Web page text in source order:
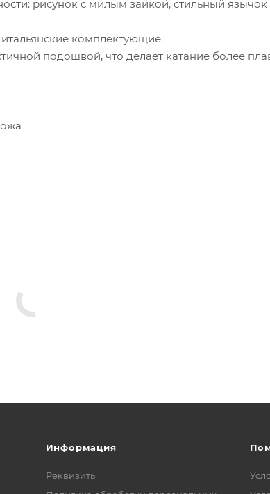
рисунок с милым зайкой, стильный язычок
комплектующие.
подошвой, что делает катание более
Информация
Реквизиты